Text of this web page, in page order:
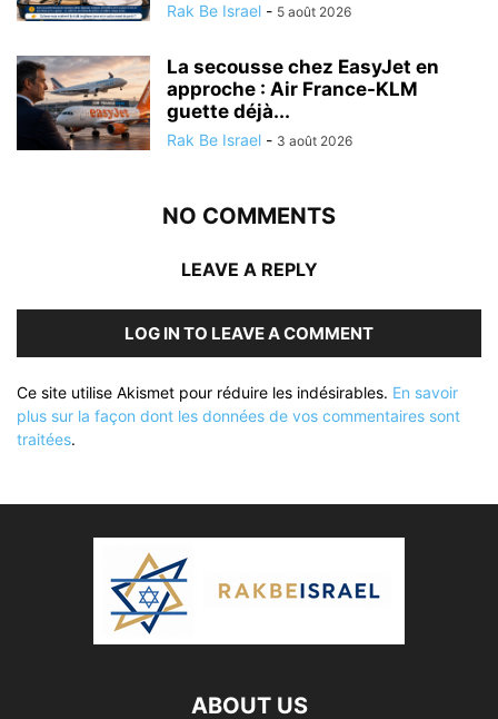
Rak Be Israel - 5 août 2026
La secousse chez EasyJet en
approche : Air France-KLM
guette déjà...
Rak Be Israel - 3 août 2026
NO COMMENTS
LEAVE A REPLY
LOG IN TO LEAVE A COMMENT
Ce site utilise Akismet pour réduire les indésirables. En savoir
plus sur la façon dont les données de vos commentaires sont
traitées.
ABOUT US